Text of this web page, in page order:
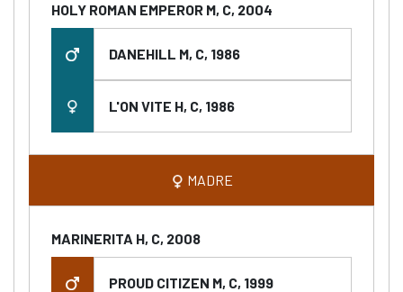
HOLY ROMAN EMPEROR M, C, 2004
DANEHILL M, C, 1986
L'ON VITE H, C, 1986
MADRE
MARINERITA H, C, 2008
PROUD CITIZEN M, C, 1999